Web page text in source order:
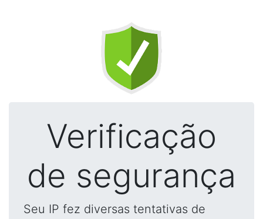
Verificação
de segurança
Seu IP fez diversas tentativas de